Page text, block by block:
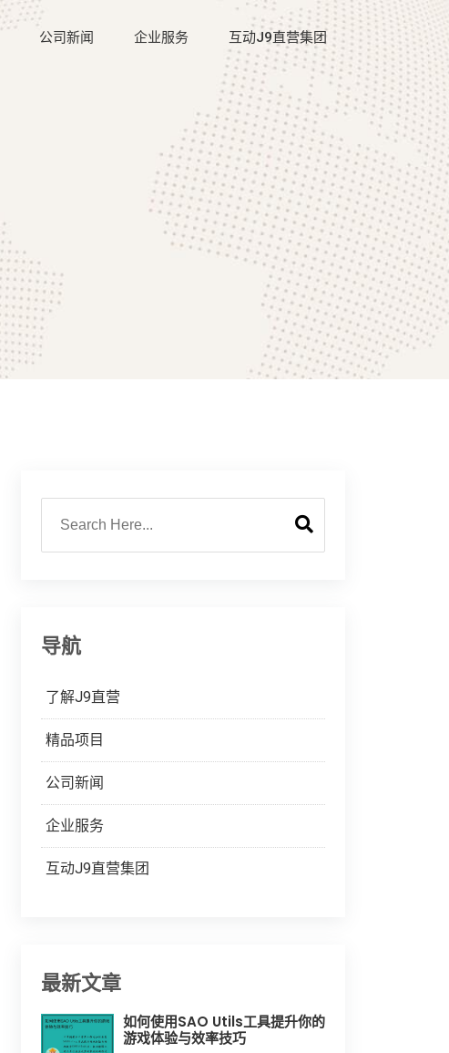
公司新闻 企业服务 互动J9直营集团
导航
了解J9直营
精品项目
公司新闻
企业服务
互动J9直营集团
最新文章
如何使用SAO Utils工具提升你的
游戏体验与效率技巧